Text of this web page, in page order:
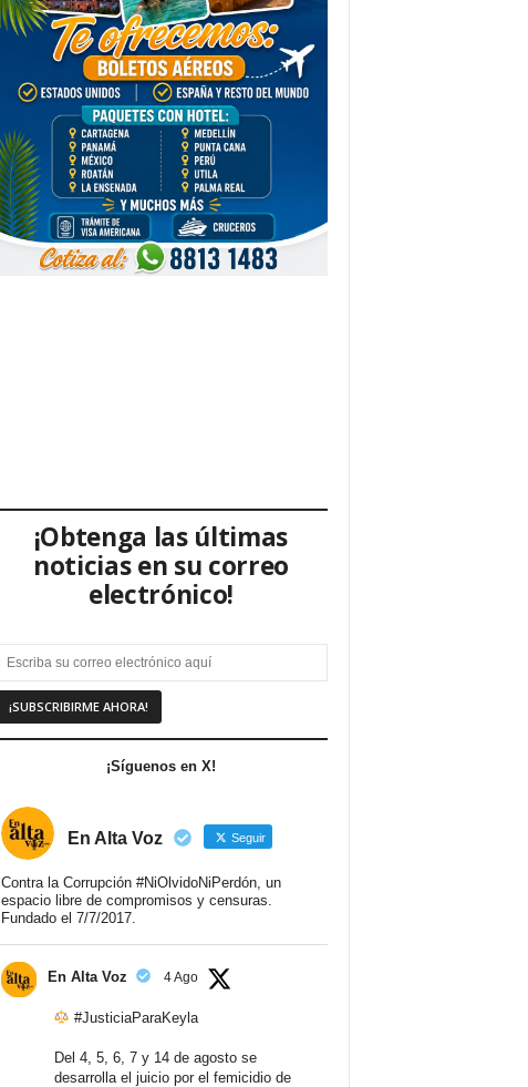
¡Obtenga las últimas
noticias en su correo
electrónico!
¡Síguenos en X!
En Alta Voz Seguir
Contra la Corrupción #NiOlvidoNiPerdón, un
espacio libre de compromisos y censuras.
Fundado el 7/7/2017.
En Alta Voz 4 Ago
#JusticiaParaKeyla
Del 4, 5, 6, 7 y 14 de agosto se
desarrolla el juicio por el femicidio de